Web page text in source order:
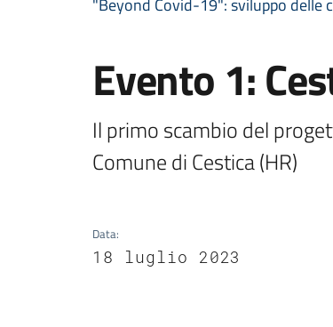
"Beyond Covid-19": sviluppo delle
Evento 1:
Il primo scambio del
Comune di Cestica (HR)
Data:
18 luglio 2023